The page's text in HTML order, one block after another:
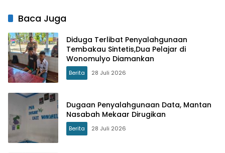
Baca Juga
Diduga Terlibat Penyalahgunaan
Tembakau Sintetis,Dua Pelajar di
Wonomulyo Diamankan
Berita 28 Juli 2026
Dugaan Penyalahgunaan Data, Mantan
Nasabah Mekaar Dirugikan
Berita 28 Juli 2026